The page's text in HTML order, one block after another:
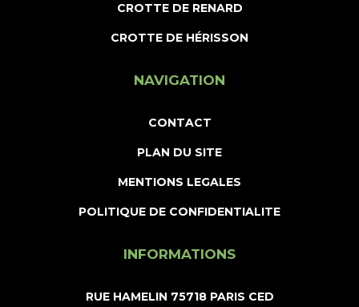
CROTTE DE RENARD
CROTTE DE HÉRISSON
NAVIGATION
CONTACT
PLAN DU SITE
MENTIONS LEGALES
POLITIQUE DE CONFIDENTIALITE
INFORMATIONS
RUE HAMELIN 75718 PARIS CED